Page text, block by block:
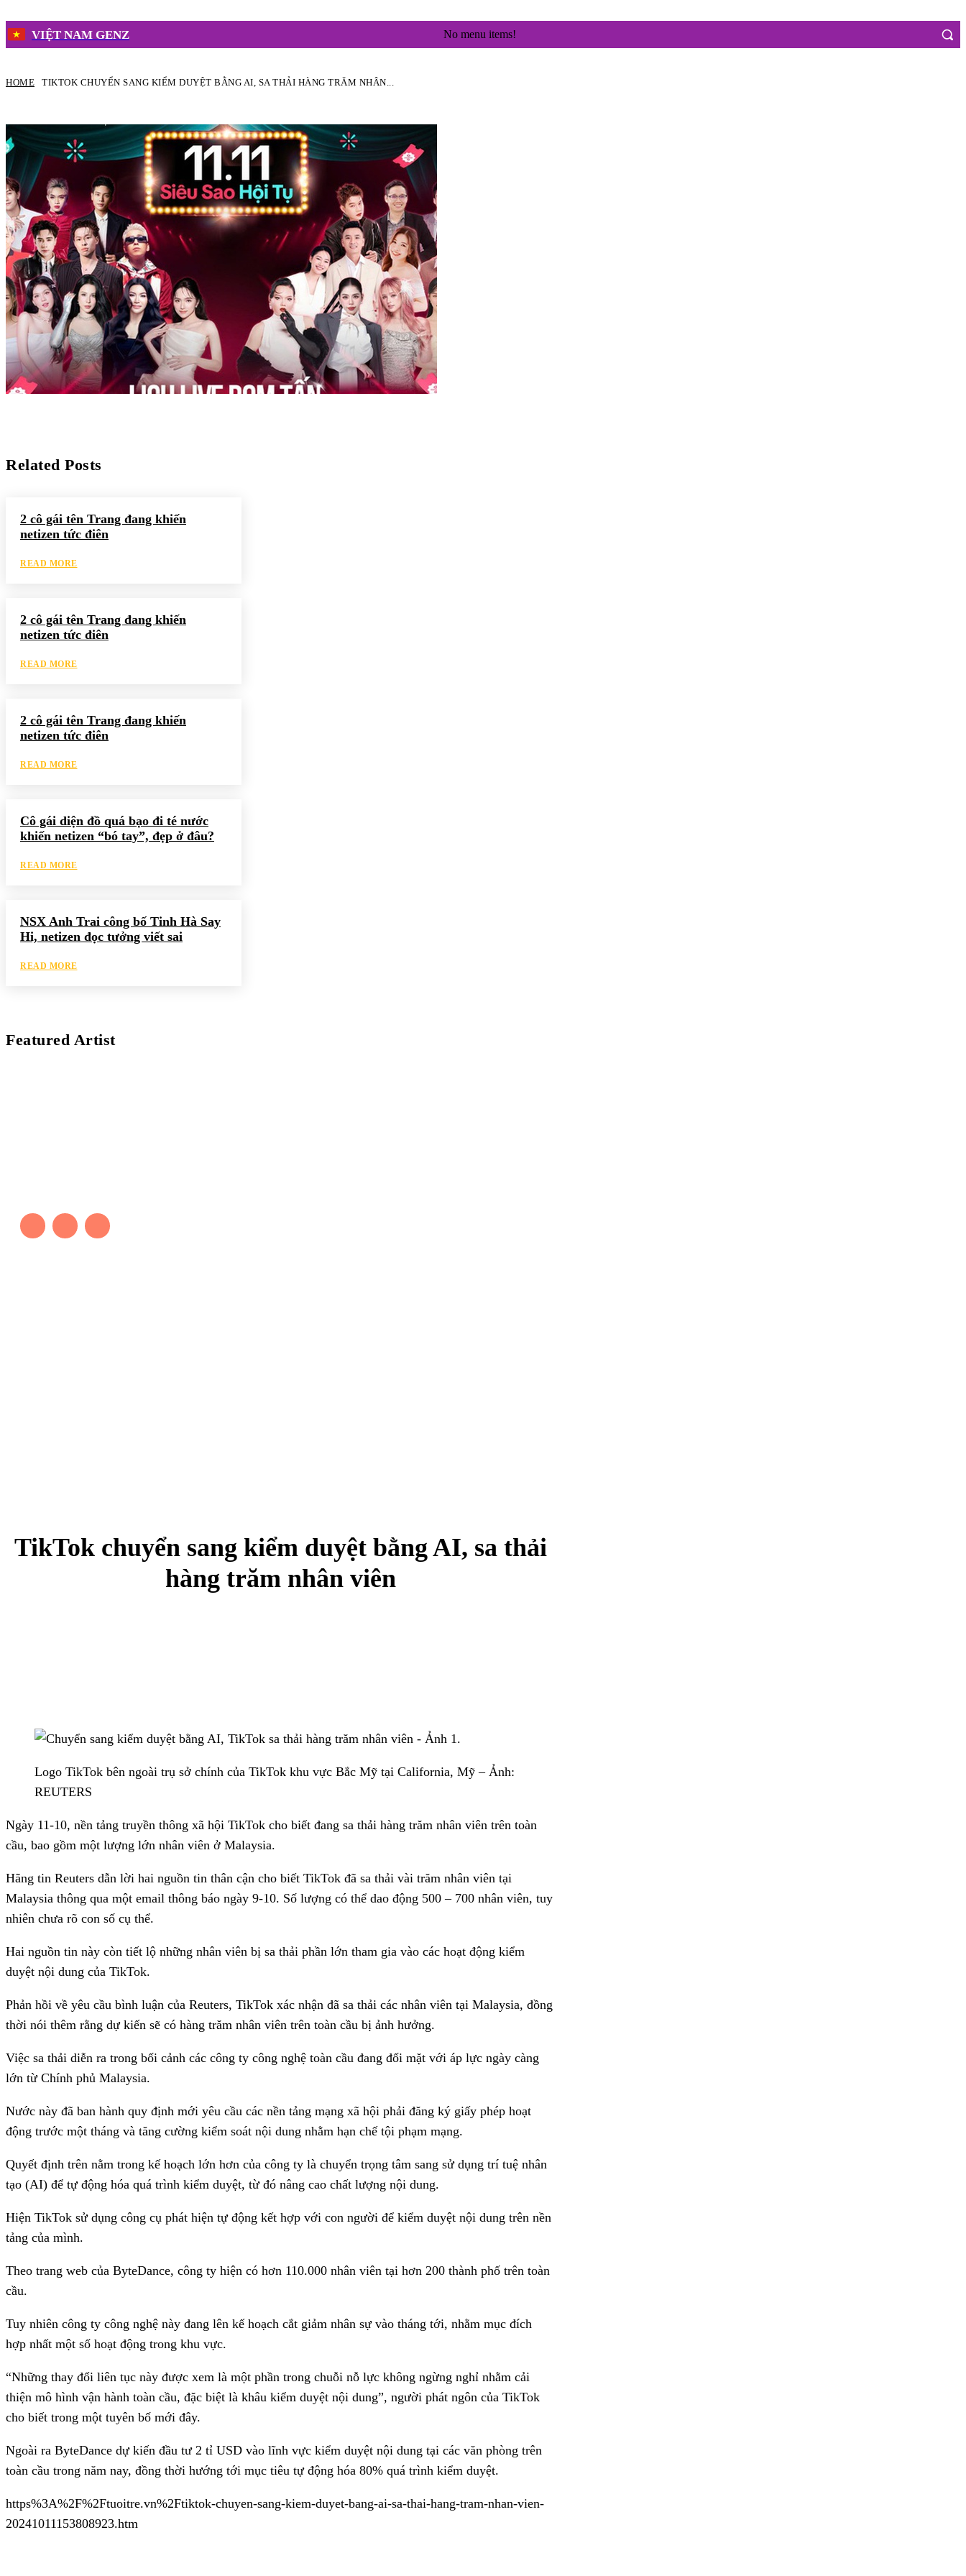
VIỆT NAM GENZ No menu items!
HOME TIKTOK CHUYỂN SANG KIỂM DUYỆT BẰNG AI, SA THẢI HÀNG TRĂM NHÂN...
Related Posts
2 cô gái tên Trang đang khiến
netizen tức điên
READ MORE
2 cô gái tên Trang đang khiến
netizen tức điên
READ MORE
2 cô gái tên Trang đang khiến
netizen tức điên
READ MORE
Cô gái diện đồ quá bạo đi té nước
khiến netizen “bó tay”, đẹp ở đâu?
READ MORE
NSX Anh Trai công bố Tinh Hà Say
Hi, netizen đọc tưởng viết sai
READ MORE
Featured Artist
TikTok chuyển sang kiểm duyệt bằng AI, sa thải
hàng trăm nhân viên
Logo TikTok bên ngoài trụ sở chính của TikTok khu vực Bắc Mỹ tại California, Mỹ – Ảnh:
REUTERS
Ngày 11-10, nền tảng truyền thông xã hội TikTok cho biết đang sa thải hàng trăm nhân viên trên toàn
cầu, bao gồm một lượng lớn nhân viên ở Malaysia.
Hãng tin Reuters dẫn lời hai nguồn tin thân cận cho biết TikTok đã sa thải vài trăm nhân viên tại
Malaysia thông qua một email thông báo ngày 9-10. Số lượng có thể dao động 500 – 700 nhân viên, tuy
nhiên chưa rõ con số cụ thể.
Hai nguồn tin này còn tiết lộ những nhân viên bị sa thải phần lớn tham gia vào các hoạt động kiểm
duyệt nội dung của TikTok.
Phản hồi về yêu cầu bình luận của Reuters, TikTok xác nhận đã sa thải các nhân viên tại Malaysia, đồng
thời nói thêm rằng dự kiến sẽ có hàng trăm nhân viên trên toàn cầu bị ảnh hưởng.
Việc sa thải diễn ra trong bối cảnh các công ty công nghệ toàn cầu đang đối mặt với áp lực ngày càng
lớn từ Chính phủ Malaysia.
Nước này đã ban hành quy định mới yêu cầu các nền tảng mạng xã hội phải đăng ký giấy phép hoạt
động trước một tháng và tăng cường kiểm soát nội dung nhằm hạn chế tội phạm mạng.
Quyết định trên nằm trong kế hoạch lớn hơn của công ty là chuyển trọng tâm sang sử dụng trí tuệ nhân
tạo (AI) để tự động hóa quá trình kiểm duyệt, từ đó nâng cao chất lượng nội dung.
Hiện TikTok sử dụng công cụ phát hiện tự động kết hợp với con người để kiểm duyệt nội dung trên nền
tảng của mình.
Theo trang web của ByteDance, công ty hiện có hơn 110.000 nhân viên tại hơn 200 thành phố trên toàn
cầu.
Tuy nhiên công ty công nghệ này đang lên kế hoạch cắt giảm nhân sự vào tháng tới, nhằm mục đích
hợp nhất một số hoạt động trong khu vực.
“Những thay đổi liên tục này được xem là một phần trong chuỗi nỗ lực không ngừng nghỉ nhằm cải
thiện mô hình vận hành toàn cầu, đặc biệt là khâu kiểm duyệt nội dung”, người phát ngôn của TikTok
cho biết trong một tuyên bố mới đây.
Ngoài ra ByteDance dự kiến đầu tư 2 tỉ USD vào lĩnh vực kiểm duyệt nội dung tại các văn phòng trên
toàn cầu trong năm nay, đồng thời hướng tới mục tiêu tự động hóa 80% quá trình kiểm duyệt.
https%3A%2F%2Ftuoitre.vn%2Ftiktok-chuyen-sang-kiem-duyet-bang-ai-sa-thai-hang-tram-nhan-vien-
20241011153808923.htm